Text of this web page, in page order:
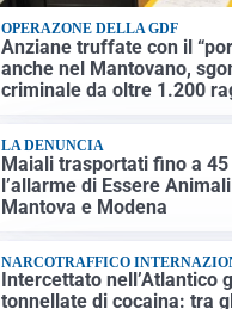
OPERAZONE DELLA GDF
Anziane truffate con il
anche nel Mantovano,
criminale da oltre 1.200
LA DENUNCIA
Maiali trasportati fino a
l’allarme di Essere
Mantova e Modena
NARCOTRAFFICO
Intercettato nell’Atlantico
tonnellate di cocaina: tra